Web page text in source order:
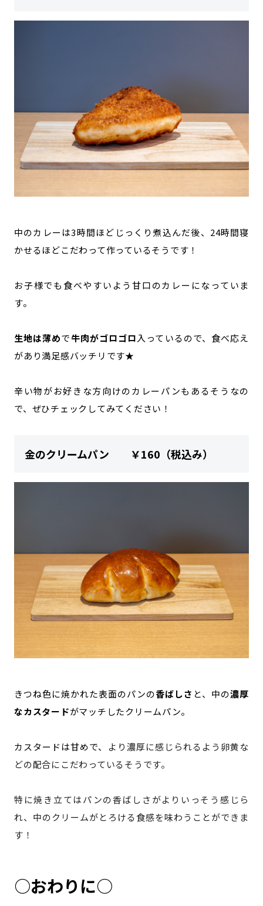
中のカレーは3時間ほどじっくり煮込んだ後、24時間寝
かせるほどこだわって作っているそうです！
お子様でも食べやすいよう甘口のカレーになっていま
す。
生地は薄めで牛肉がゴロゴロ入っているので、食べ応え
があり満足感バッチリです★
辛い物がお好きな方向けのカレーパンもあるそうなの
で、ぜひチェックしてみてください！
金のクリームパン ￥160（税込み）
きつね色に焼かれた表面のパンの香ばしさ と、中の濃厚
なカスタードがマッチしたクリームパン。
カスタードは甘めで、
より濃厚に感じられるよう卵黄な
どの配合にこだわっているそうです。
特に焼き立てはパンの香ばしさがよりいっそう感じら
れ、中のクリームがとろける食感を味わうことができま
す！
○おわりに○